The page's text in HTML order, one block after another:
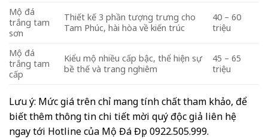
Mộ đá
trắng tam
sơn
Thiết kế 3 phần tượng trưng cho
Tam Phúc, hài hòa về kiến trúc
40 – 60
triệu
Mộ đá
trắng tam
cấp
Kiểu mộ nhiều cấp bậc, thể hiện sự
bề thế và trang nghiêm
45 – 65
triệu
Lưu ý: Mức giá trên chỉ mang tính chất tham khảo, để
biết thêm thông tin chi tiết mời quý độc giả liên hệ
ngay tới Hotline của Mộ Đá Đẹp 0922.505.999.